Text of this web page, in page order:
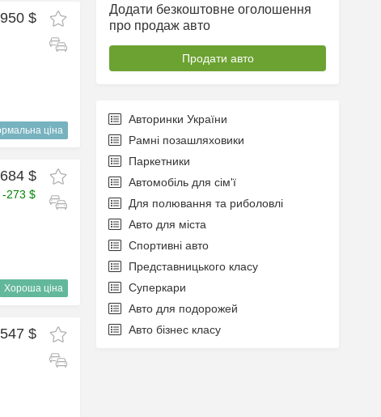
950 $
ціна
684 $
-273 $
Хороша ціна
547 $
Додати безкоштовне оголошення
про продаж авто
Продати авто
Авторинки України
Рамні позашляховики
Паркетники
Автомобіль для сім'ї
Для полювання та риболовлі
Авто для міста
Спортивні авто
Представницького класу
Суперкари
Авто для подорожей
Авто бізнес класу